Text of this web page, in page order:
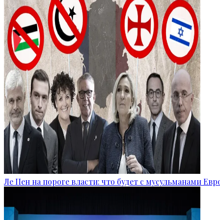
Ле Пен на пороге власти: что будет с мусульманами